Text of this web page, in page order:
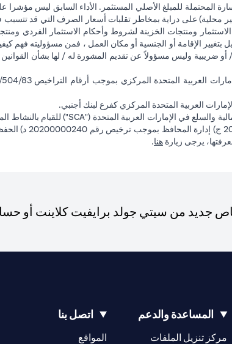
المحتملة للمبلغ الأصلي المستثمر. الأداء السابق ليس
على دراية بمخاطر تقلبات أسعار الصرف التي قد تتسبب
ومنتجات الخزينة لشروط وأحكام الاستثمار الفردي
بتغيير الإقامة أو الجنسية أو مكان العمل ، فمن مسؤوليته فهم
ضريبية وليس مسؤولاً عن تقديم المشورة له / لها بشأن القوانين
العربية المتحدة المركزي كفرع لبنك أجنبي.
يرجى زيارة هنا.
جديد من سيتي جولد برايفيت كلاينت أو
المساعدة والدعم
مركز تنزيل الملفات
اتصل بنا
المواقع
(opens in a new tab)